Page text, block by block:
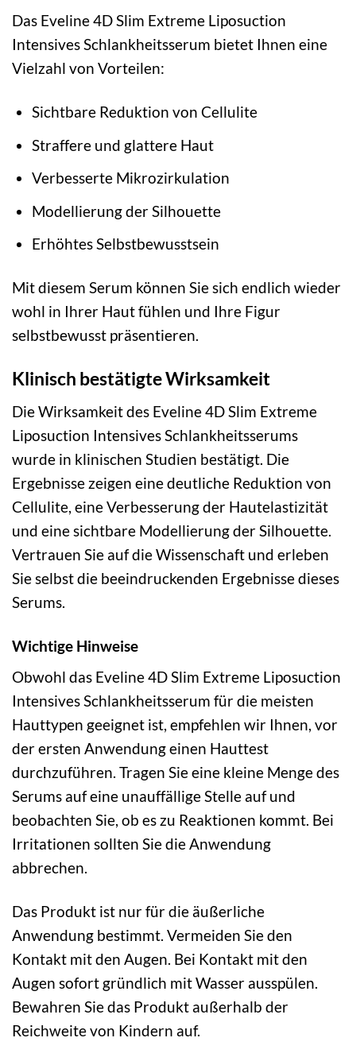
Das Eveline 4D Slim Extreme Liposuction
Intensives Schlankheitsserum bietet Ihnen eine
Vielzahl von Vorteilen:
Sichtbare Reduktion von Cellulite
Straffere und glattere Haut
Verbesserte Mikrozirkulation
Modellierung der Silhouette
Erhöhtes Selbstbewusstsein
Mit diesem Serum können Sie sich endlich wieder
wohl in Ihrer Haut fühlen und Ihre Figur
selbstbewusst präsentieren.
Klinisch bestätigte Wirksamkeit
Die Wirksamkeit des Eveline 4D Slim Extreme
Liposuction Intensives Schlankheitsserums
wurde in klinischen Studien bestätigt. Die
Ergebnisse zeigen eine deutliche Reduktion von
Cellulite, eine Verbesserung der Hautelastizität
und eine sichtbare Modellierung der Silhouette.
Vertrauen Sie auf die Wissenschaft und erleben
Sie selbst die beeindruckenden Ergebnisse dieses
Serums.
Wichtige Hinweise
Obwohl das Eveline 4D Slim Extreme Liposuction
Intensives Schlankheitsserum für die meisten
Hauttypen geeignet ist, empfehlen wir Ihnen, vor
der ersten Anwendung einen Hauttest
durchzuführen. Tragen Sie eine kleine Menge des
Serums auf eine unauffällige Stelle auf und
beobachten Sie, ob es zu Reaktionen kommt. Bei
Irritationen sollten Sie die Anwendung
abbrechen.
Das Produkt ist nur für die äußerliche
Anwendung bestimmt. Vermeiden Sie den
Kontakt mit den Augen. Bei Kontakt mit den
Augen sofort gründlich mit Wasser ausspülen.
Bewahren Sie das Produkt außerhalb der
Reichweite von Kindern auf.